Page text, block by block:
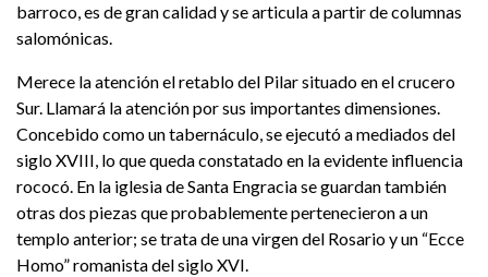
barroco, es de gran calidad y se articula a partir de columnas
salomónicas.
Merece la atención el retablo del Pilar situado en el crucero
Sur. Llamará la atención por sus importantes dimensiones.
Concebido como un tabernáculo, se ejecutó a mediados del
siglo XVIII, lo que queda constatado en la evidente influencia
rococó. En la iglesia de Santa Engracia se guardan también
otras dos piezas que probablemente pertenecieron a un
templo anterior; se trata de una virgen del Rosario y un “Ecce
Homo” romanista del siglo XVI.